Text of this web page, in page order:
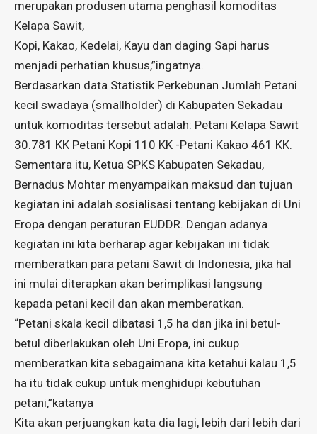
merupakan produsen utama penghasil komoditas
Kelapa Sawit,
Kopi, Kakao, Kedelai, Kayu dan daging Sapi harus
menjadi perhatian khusus,”ingatnya.
Berdasarkan data Statistik Perkebunan Jumlah Petani
kecil swadaya (smallholder) di Kabupaten Sekadau
untuk komoditas tersebut adalah: Petani Kelapa Sawit
30.781 KK Petani Kopi 110 KK -Petani Kakao 461 KK.
Sementara itu, Ketua SPKS Kabupaten Sekadau,
Bernadus Mohtar menyampaikan maksud dan tujuan
kegiatan ini adalah sosialisasi tentang kebijakan di Uni
Eropa dengan peraturan EUDDR. Dengan adanya
kegiatan ini kita berharap agar kebijakan ini tidak
memberatkan para petani Sawit di Indonesia, jika hal
ini mulai diterapkan akan berimplikasi langsung
kepada petani kecil dan akan memberatkan.
“Petani skala kecil dibatasi 1,5 ha dan jika ini betul-
betul diberlakukan oleh Uni Eropa, ini cukup
memberatkan kita sebagaimana kita ketahui kalau 1,5
ha itu tidak cukup untuk menghidupi kebutuhan
petani,”katanya
Kita akan perjuangkan kata dia lagi, lebih dari lebih dari